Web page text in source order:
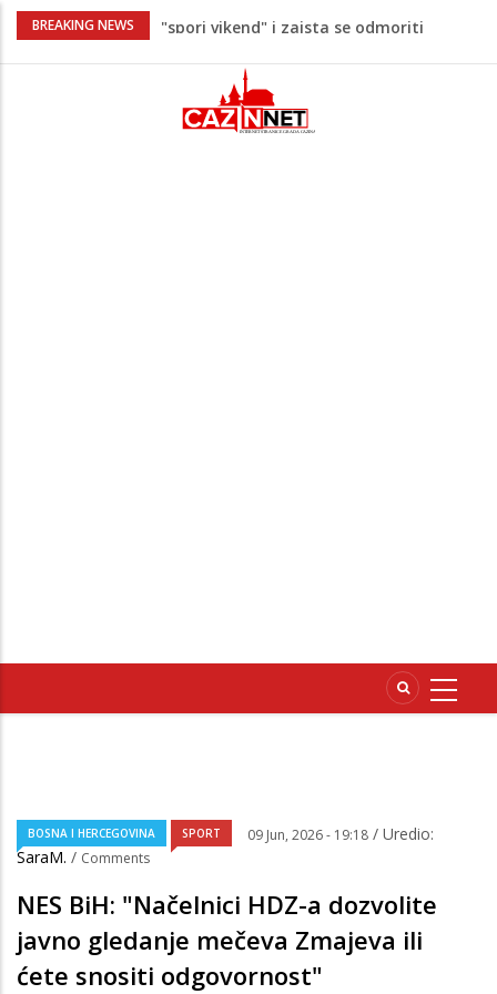
BREAKING NEWS
Maloljetnik u policijskoj stanici napao
Razmišljate koji automobil kupiti? Nova
Honda Civic dobila odlične ocjene
Pet namirnica za doručak koje će vas
BOSNA I HERCEGOVINA SPORT 09 Jun, 2026 - 19:18 / Uredio:
SaraM. / Comments
NES BiH: "Načelnici HDZ-a dozvolite
javno gledanje mečeva Zmajeva ili
ćete snositi odgovornost"